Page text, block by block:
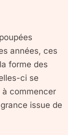
années, ces
forme des
ci se
commencer
issue de